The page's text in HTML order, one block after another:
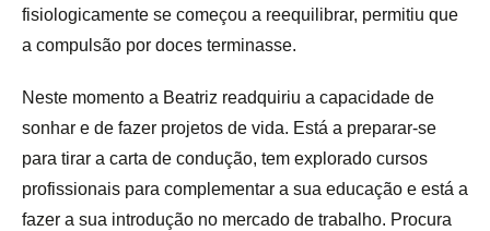
fisiologicamente se começou a reequilibrar, permitiu que
a compulsão por doces terminasse.
Neste momento a Beatriz readquiriu a capacidade de
sonhar e de fazer projetos de vida. Está a preparar-se
para tirar a carta de condução, tem explorado cursos
profissionais para complementar a sua educação e está a
fazer a sua introdução no mercado de trabalho. Procura